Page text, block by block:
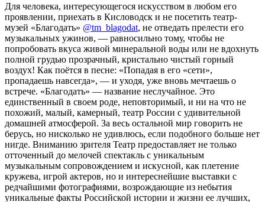
Для человека, интересующегося искусством в любом его
проявлении, приехать в Кисловодск и не посетить театр-
музей «Благодать» @tm_blagodat, не отведать прелести его
музыкальных ужинов, — равносильно тому, чтобы не
попробовать вкуса живой минеральной воды или не вдохнуть
полной грудью прозрачный, кристально чистый горный
воздух! Как поётся в песне: «Попадая в его «сети»,
пропадаешь навсегда», — и уходя, уже вновь мечтаешь о
встрече. «Благодать» — название неслучайное. Это
единственный в своем роде, неповторимый, и ни на что не
похожий, малый, камерный, театр России с удивительной
домашней атмосферой. За весь остальной мир говорить не
берусь, но нисколько не удивлюсь, если подобного больше нет
нигде. Вниманию зрителя Театр предоставляет не только
отточенный до мелочей спектакль с уникальным
музыкальным сопровождением и искусной, как плетение
кружева, игрой актеров, но и интереснейшие выставки с
редчайшими фотографиями, возрождающие из небытия
уникальные факты Российской истории и жизни ее лучших,